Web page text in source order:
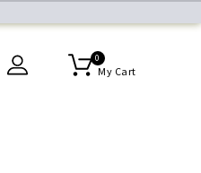
My Cart
0